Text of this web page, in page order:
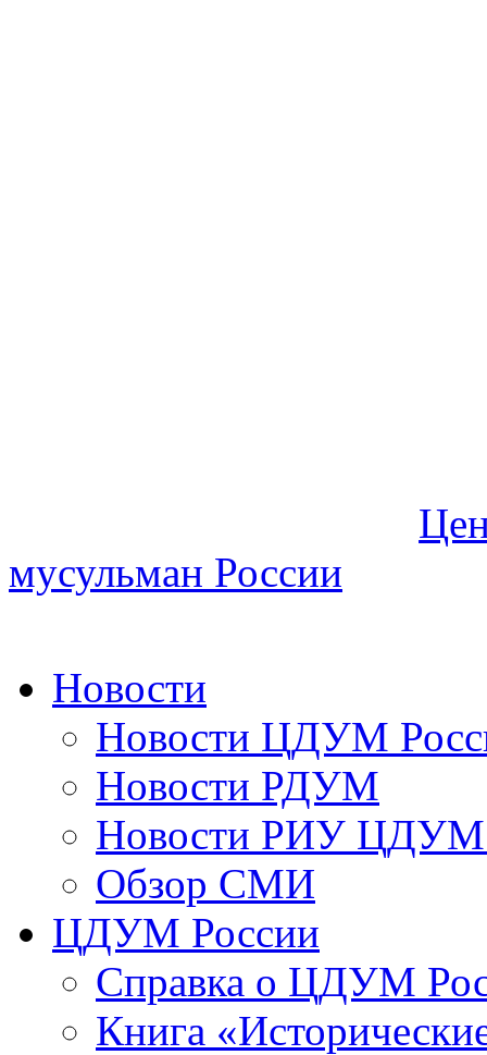
мусульман России
Новости
Новости ЦДУМ
Новости РДУМ
Новости РИУ ЦДУМ
Обзор СМИ
ЦДУМ России
Справка о ЦДУМ
Книга